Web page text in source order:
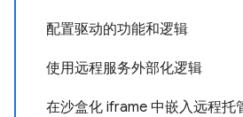
配置驱动的功能和逻辑
使用远程服务外部化逻辑
在沙盒化 iframe 中嵌入远程托